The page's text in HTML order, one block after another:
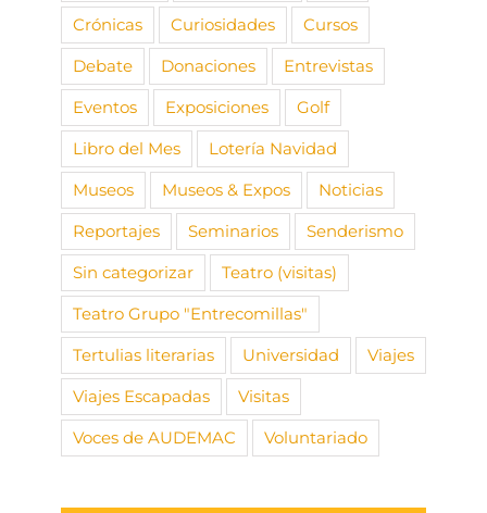
Crónicas
Curiosidades
Cursos
Debate
Donaciones
Entrevistas
Eventos
Exposiciones
Golf
Libro del Mes
Lotería Navidad
Museos
Museos & Expos
Noticias
Reportajes
Seminarios
Senderismo
Sin categorizar
Teatro (visitas)
Teatro Grupo "Entrecomillas"
Tertulias literarias
Universidad
Viajes
Viajes Escapadas
Visitas
Voces de AUDEMAC
Voluntariado